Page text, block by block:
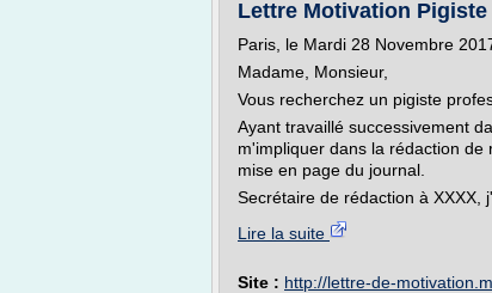
Lettre Motivation
Paris, le Mardi 28 Novembre
Madame, Monsieur,
Vous recherchez un pigiste
Ayant travaillé successivement
m'impliquer dans la rédaction
mise en page du journal.
Secrétaire de rédaction à XXXX,
Lire la suite
Site : http://lettre-de-